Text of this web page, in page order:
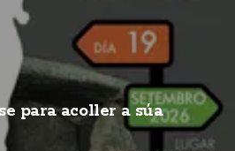
para acoller a súa